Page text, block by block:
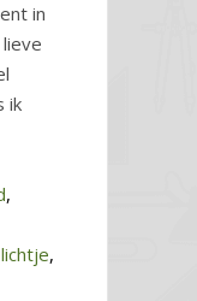
in
ik
,
,